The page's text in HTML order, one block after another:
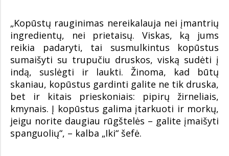
„Kopūstų rauginimas nereikalauja nei įmantrių
ingredientų, nei prietaisų. Viskas, ką jums
reikia padaryti, tai susmulkintus kopūstus
sumaišyti su trupučiu druskos, viską sudėti į
indą, suslėgti ir laukti. Žinoma, kad būtų
skaniau, kopūstus gardinti galite ne tik druska,
bet ir kitais prieskoniais: pipirų žirneliais,
kmynais. Į kopūstus galima įtarkuoti ir morkų,
jeigu norite daugiau rūgštelės – galite įmaišyti
spanguolių“, – kalba „Iki“ šefė.